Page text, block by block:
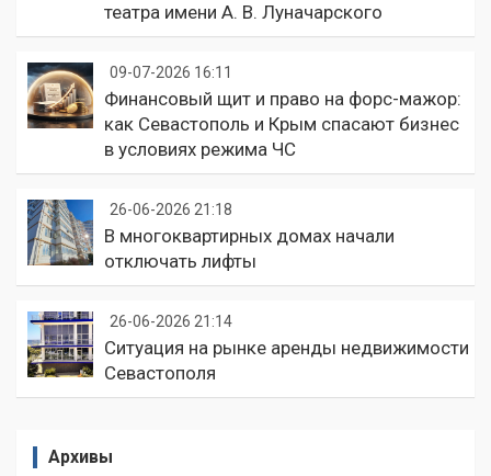
театра имени А. В. Луначарского
09-07-2026 16:11
Финансовый щит и право на форс-мажор:
как Севастополь и Крым спасают бизнес
в условиях режима ЧС
26-06-2026 21:18
В многоквартирных домах начали
отключать лифты
26-06-2026 21:14
Ситуация на рынке аренды недвижимости
Севастополя
Архивы